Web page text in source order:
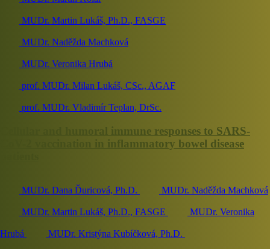
MUDr. Martin Lukáš, Ph.D., FASGE
MUDr. Naděžda Machková
MUDr. Veronika Hrubá
prof. MUDr. Milan Lukáš, CSc., AGAF
prof. MUDr. Vladimír Teplan, DrSc.
Cellular and humoral immune responses to SARS-
CoV-2 vaccination in inflammatory bowel disease
MUDr. Dana Ďuricová, Ph.D. MUDr. Naděžda Machková
MUDr. Martin Lukáš, Ph.D., FASGE MUDr. Veronika
Hrubá MUDr. Kristýna Kubíčková, Ph.D.